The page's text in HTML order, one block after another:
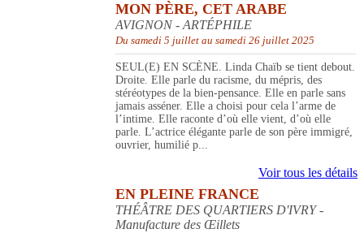
MON PÈRE, CET ARABE
AVIGNON - ARTÉPHILE
Du samedi 5 juillet au samedi 26 juillet 2025
SEUL(E) EN SCÈNE. Linda Chaïb se tient debout.
Droite. Elle parle du racisme, du mépris, des
stéréotypes de la bien-pensance. Elle en parle sans
jamais asséner. Elle a choisi pour cela l’arme de
l’intime. Elle raconte d’où elle vient, d’où elle
parle. L’actrice élégante parle de son père immigré,
ouvrier, humilié p...
Voir tous les détails
EN PLEINE FRANCE
THÉÂTRE DES QUARTIERS D'IVRY -
Manufacture des Œillets